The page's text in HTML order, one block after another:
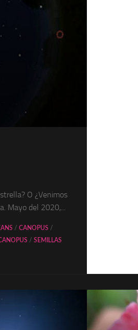
O ¿Venimos
Mayo del 2020,...
/ CANOPUS /
/ SEMILLAS